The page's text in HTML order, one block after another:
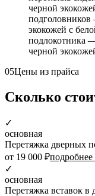
черной
экокожей с
подлокотника
черной
05Цены из прайса
Сколько
✓
основная
Перетяжка дверных
от 19 000 ₽
✓
основная
Перетяжка вставок в